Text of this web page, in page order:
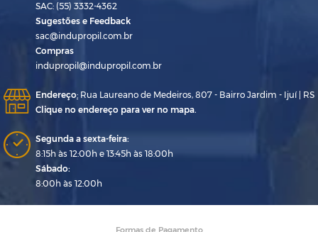
SAC: (55) 3332-4362
Sugestões e Feedback
sac@indupropil.com.br
Compras
indupropil@indupropil.com.br
Endereço: Rua Laureano de Medeiros, 807 - Bairro Jardim - Ijuí | RS
Clique no endereço para ver no mapa.
Segunda a sexta-feira:
8:15h às 12:00h e 13:45h às 18:00h
Sábado:
8:00h às 12:00h
Formas de Pagamento